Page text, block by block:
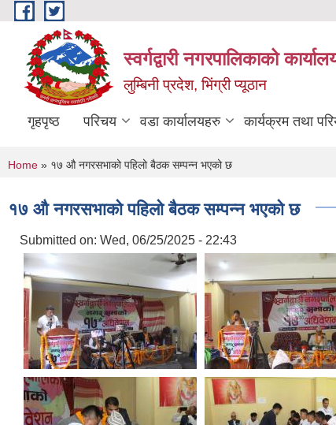
Skip to main content
स्वर्गद्वारी नगरपालिकाको
लुम्बिनी प्रदेश, भिंग्री प्यूठान
गृहपृष्ठ परिचय वडा कार्यालयहरु कार्यक्रम तथा
You are here
Home » १७ औ नगरसभाको पहिलो बैठक सम्पन्न भएको छ
१७ औ नगरसभाको पहिलो बैठक सम्पन्न भएको छ
Submitted on: Wed, 06/25/2025 - 22:43